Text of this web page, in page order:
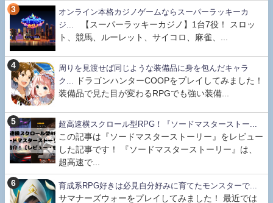
オンライン本格カジノゲームならスーパーラッキーカ
ジ...
【スーパーラッキーカジノ】1台7役！ スロッ
ト、競馬、ルーレット、サイコロ、麻雀、...
周りを見渡せば同じような装備品に身を包んだキャラ
ク...
ドラゴンハンターCOOPをプレイしてみました！
装備品で見た目が変わるRPGでも強い装備...
超高速横スクロール型RPG！『ソードマスターストー...
この記事は『ソードマスターストーリー』をレビュー
した記事です！ 『ソードマスターストーリー』は、
超高速で...
育成系RPG好きは必見自分好みに育てたモンスターで...
サマナーズウォーをプレイしてみました！ 最近では